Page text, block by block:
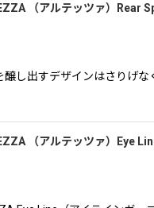
（アルテッツァ）Rear
し出すデザインはさりげ
（アルテッツァ）Eye